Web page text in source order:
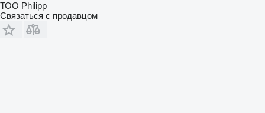
ТОО Philipp
Связаться с продавцом